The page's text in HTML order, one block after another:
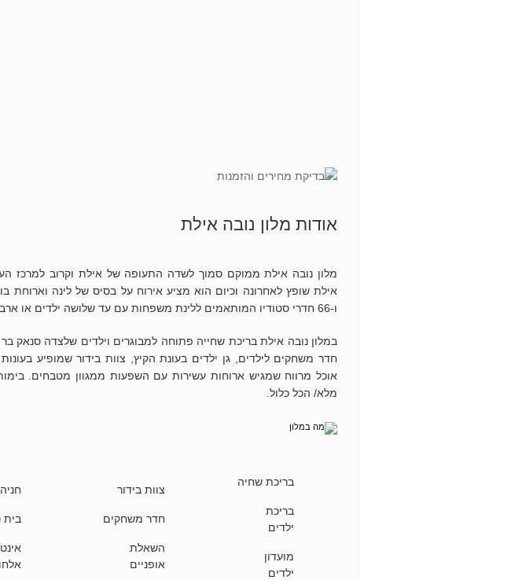
אודות מלון נובה אילת
מלון נובה אילת ממוקם סמוך לשדה התעופה של אילת וקרוב למרכז
ו-66 חדרי סטודיו המותאמים ללינת משפחות עם עד שלושה ילדים או ארבעה מבוגרים וילד וקומבינציות נוספות.
במלון נובה אילת בריכת שחייה פתוחה למבוגרים וילדים שלצדה סנאק
חדר משחקים לילדים, גן ילדים בעונת הקיץ, צוות בידור שמופיע
אוכל מרווח שמגיש ארוחות עשירות עם השפעות ממגוון מטבחים.
מלא/ הכל כלול.
בריכת שחיה
בריכת
ילדים
מועדון
ילדים
צוות בידור
חדר משחקים
השאלת
אופניים
בית